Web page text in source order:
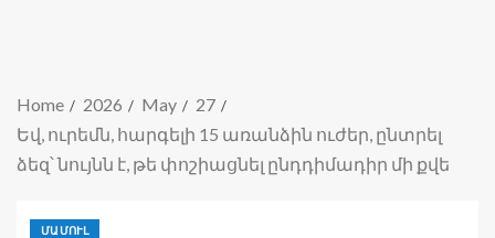
Home 2026 May
27
Եվ, ուրեմն, հարգելի 15 առանձին ուժեր, ընտրել
ձեզ՝ նույնն է, թե փոշիացնել ընդդիմադիր մի քվե
ՄԱՄՈՒԼ